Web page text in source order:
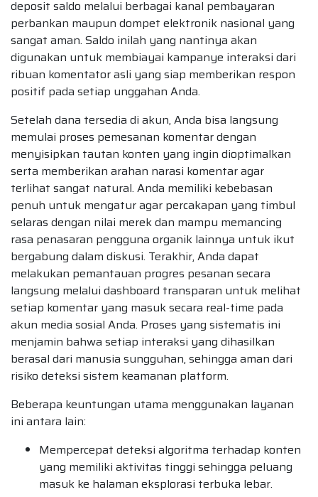
deposit saldo melalui berbagai kanal pembayaran
perbankan maupun dompet elektronik nasional yang
sangat aman. Saldo inilah yang nantinya akan
digunakan untuk membiayai kampanye interaksi dari
ribuan komentator asli yang siap memberikan respon
positif pada setiap unggahan Anda.
Setelah dana tersedia di akun, Anda bisa langsung
memulai proses pemesanan komentar dengan
menyisipkan tautan konten yang ingin dioptimalkan
serta memberikan arahan narasi komentar agar
terlihat sangat natural. Anda memiliki kebebasan
penuh untuk mengatur agar percakapan yang timbul
selaras dengan nilai merek dan mampu memancing
rasa penasaran pengguna organik lainnya untuk ikut
bergabung dalam diskusi. Terakhir, Anda dapat
melakukan pemantauan progres pesanan secara
langsung melalui dashboard transparan untuk melihat
setiap komentar yang masuk secara real-time pada
akun media sosial Anda. Proses yang sistematis ini
menjamin bahwa setiap interaksi yang dihasilkan
berasal dari manusia sungguhan, sehingga aman dari
risiko deteksi sistem keamanan platform.
Beberapa keuntungan utama menggunakan layanan
ini antara lain:
Mempercepat deteksi algoritma terhadap konten
yang memiliki aktivitas tinggi sehingga peluang
masuk ke halaman eksplorasi terbuka lebar.